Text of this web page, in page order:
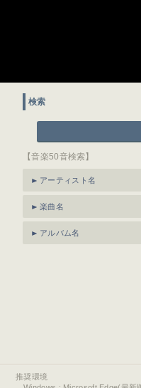
検索
【音楽50音検索】
アーティスト名
楽曲名
アルバム名
推奨環境